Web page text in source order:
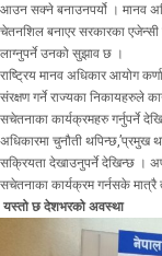
आउन सक्ने बनाउनपर्यो । मानव
चेतनशिल बनाएर सरकारका एजेन्सी
लाग्नुपर्ने उनको सुझाव छ ।
राष्ट्रिय मानव अधिकार आयोग
संरक्षण गर्ने राज्यका निकायहरुले
सचेतनाका कार्यक्रमहरु गर्नुपर्ने
अधिकारमा चुनौती थपिन्छ,’प्रमुख
सक्रियता देखाउनुपर्ने देखिन्छ ।
सचेतनाका कार्यक्रम गर्नसके मात्रै
यस्तो छ देशभरको अवस्था